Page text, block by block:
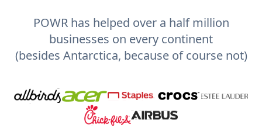
POWR has helped over a half million
businesses on every continent
(besides Antarctica, because of course not)